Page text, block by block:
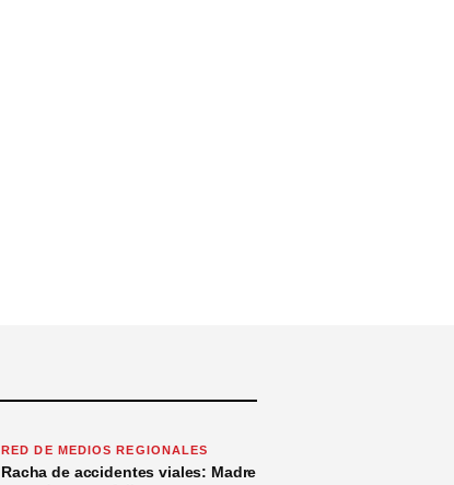
RED DE MEDIOS REGIONALES
Racha de accidentes viales: Madre